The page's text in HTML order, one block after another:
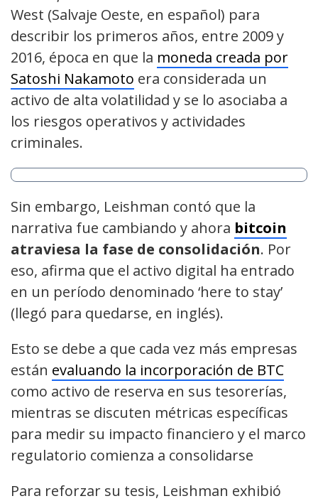
West (Salvaje Oeste, en español) para
describir los primeros años, entre 2009 y
2016, época en que la moneda creada por
Satoshi Nakamoto era considerada un
activo de alta volatilidad y se lo asociaba a
los riesgos operativos y actividades
criminales.
Sin embargo, Leishman contó que la
narrativa fue cambiando y ahora bitcoin
atraviesa la fase de consolidación. Por
eso, afirma que el activo digital ha entrado
en un período denominado ‘here to stay’
(llegó para quedarse, en inglés).
Esto se debe a que cada vez más empresas
están evaluando la incorporación de BTC
como activo de reserva en sus tesorerías,
mientras se discuten métricas específicas
para medir su impacto financiero y el marco
regulatorio comienza a consolidarse
Para reforzar su tesis, Leishman exhibió